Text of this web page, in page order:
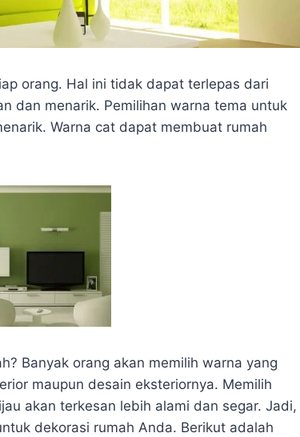
orang. Hal ini tidak dapat terlepas dari
dan menarik. Pemilihan warna tema untuk
Warna cat dapat membuat rumah
Banyak orang akan memilih warna yang
maupun desain eksteriornya. Memilih
akan terkesan lebih alami dan segar. Jadi,
dekorasi rumah Anda. Berikut adalah